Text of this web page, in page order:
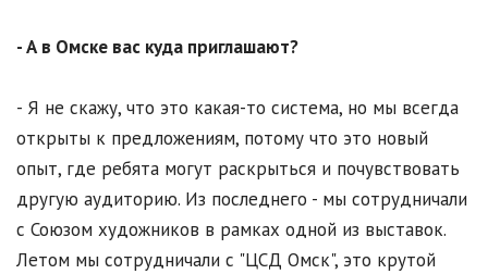
- А в Омске вас куда приглашают?
- Я не скажу, что это какая-то система, но мы всегда
открыты к предложениям, потому что это новый
опыт, где ребята могут раскрыться и почувствовать
другую аудиторию. Из последнего - мы сотрудничали
с Союзом художников в рамках одной из выставок.
Летом мы сотрудничали с "ЦСД Омск", это крутой